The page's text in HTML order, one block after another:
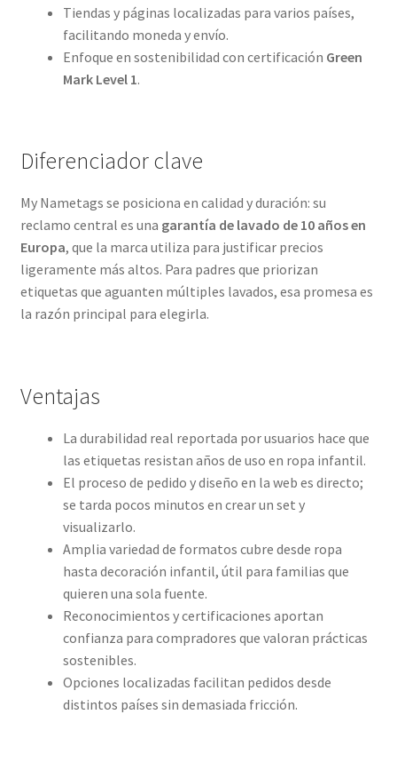
Tiendas y páginas localizadas para varios países,
facilitando moneda y envío.
Enfoque en sostenibilidad con certificación Green
Mark Level 1.
Diferenciador clave
My Nametags se posiciona en calidad y duración: su
reclamo central es una garantía de lavado de 10 años en
Europa, que la marca utiliza para justificar precios
ligeramente más altos. Para padres que priorizan
etiquetas que aguanten múltiples lavados, esa promesa es
la razón principal para elegirla.
Ventajas
La durabilidad real reportada por usuarios hace que
las etiquetas resistan años de uso en ropa infantil.
El proceso de pedido y diseño en la web es directo;
se tarda pocos minutos en crear un set y
visualizarlo.
Amplia variedad de formatos cubre desde ropa
hasta decoración infantil, útil para familias que
quieren una sola fuente.
Reconocimientos y certificaciones aportan
confianza para compradores que valoran prácticas
sostenibles.
Opciones localizadas facilitan pedidos desde
distintos países sin demasiada fricción.